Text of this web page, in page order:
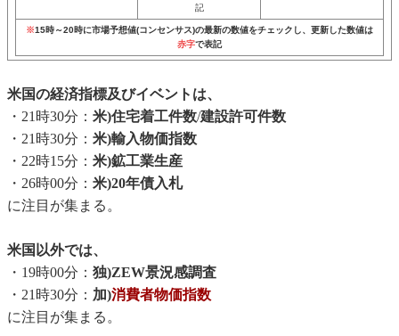
記
※15時～20時に市場予想値(コンセンサス)の最新の数値をチェックし、更新した数値は
赤字で表記
米国の経済指標及びイベントは、
・21時30分： 米)住宅着工件数/建設許可件数
・21時30分： 米)輸入物価指数
・22時15分： 米)鉱工業生産
・26時00分： 米)20年債入札
に注目が集まる。
米国以外では、
・19時00分： 独)ZEW景況感調査
・21時30分： 加)消費者物価指数
に注目が集まる。